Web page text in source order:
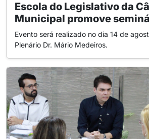
Escola do Legislativo da
Municipal promove
Evento será realizado no dia 14 de
Plenário Dr. Mário Medeiros.